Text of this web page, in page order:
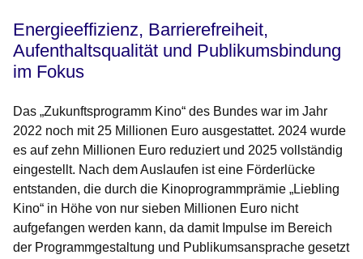
Energieeffizienz, Barrierefreiheit,
Aufenthaltsqualität und Publikumsbindung
im Fokus
Das „Zukunftsprogramm Kino“ des Bundes war im Jahr
2022 noch mit 25 Millionen Euro ausgestattet. 2024 wurde
es auf zehn Millionen Euro reduziert und 2025 vollständig
eingestellt. Nach dem Auslaufen ist eine Förderlücke
entstanden, die durch die Kinoprogrammprämie „Liebling
Kino“ in Höhe von nur sieben Millionen Euro nicht
aufgefangen werden kann, da damit Impulse im Bereich
der Programmgestaltung und Publikumsansprache gesetzt